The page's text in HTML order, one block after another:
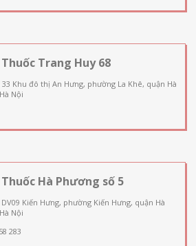
Trang Huy 68
33 Khu đô thị An Hưng, phường La Khê, quận Hà
Nội
Hà Phương số 5
DV09 Kiến Hưng, phường Kiến Hưng, quận Hà
Nội
283